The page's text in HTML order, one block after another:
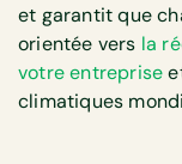
et garantit que
orientée vers la
votre entreprise
climatiques